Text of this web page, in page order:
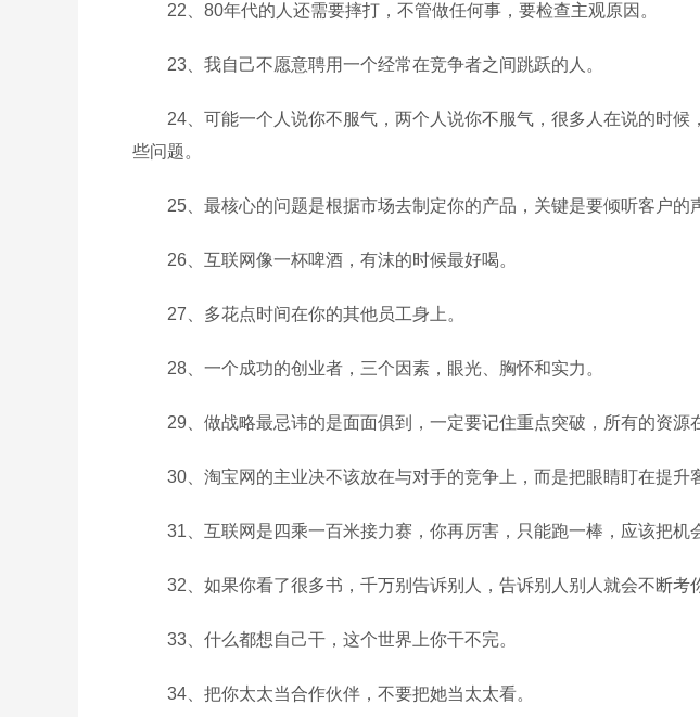
22、80年代的人还需要摔打，不管做任何事，要检查主观原因。
23、我自己不愿意聘用一个经常在竞争者之间跳跃的人。
24、可能一个人说你不服气，两个人说你不服气，很多人在说的时候
些问题。
25、最核心的问题是根据市场去制定你的产品，关键是要倾听客户的
26、互联网像一杯啤酒，有沫的时候最好喝。
27、多花点时间在你的其他员工身上。
28、一个成功的创业者，三个因素，眼光、胸怀和实力。
29、做战略最忌讳的是面面俱到，一定要记住重点突破，所有的资源
30、淘宝网的主业决不该放在与对手的竞争上，而是把眼睛盯在提升
31、互联网是四乘一百米接力赛，你再厉害，只能跑一棒，应该把机
32、如果你看了很多书，千万别告诉别人，告诉别人别人就会不断考
33、什么都想自己干，这个世界上你干不完。
34、把你太太当合作伙伴，不要把她当太太看。